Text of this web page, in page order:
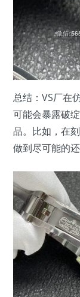
总结：VS厂在
可能会暴露破
品。比如，在
做到尽可能的